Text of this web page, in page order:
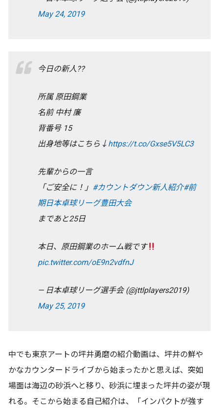
May 24, 2019
今日の新人??
所属 原田鋼業
名前 中村 廉
背番号 15
出身地等はこちら↓ https://t.co/Gxse5V5LC3
先輩からの一言
「ご安全に！」 #カウントダウン新人紹介#前
期日本卓球リーグ豊田大会
まであと25日
本日、原田鋼業のホーム戦です
pic.twitter.com/oE9n2vdfnJ
— 日本卓球リーグ選手会 (@jttlplayers2019)
May 25, 2019
中でも東京アートの坪井勇磨の紹介動画は、坪井の鮮や
かなカウンタードライブから始まったかと思えば、突如
場面は海辺の砂浜へと移り、砂浜に埋まった坪井の姿が現
れる。そこから始まる自己紹介は、「インパクトが強す